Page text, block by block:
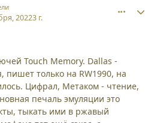
20223 г.
Touch Memory. Dallas -
пишет только на RW1990, на
Цифрал, Метаком - чтение,
печаль эмуляции это
тыкать ими в ржавый